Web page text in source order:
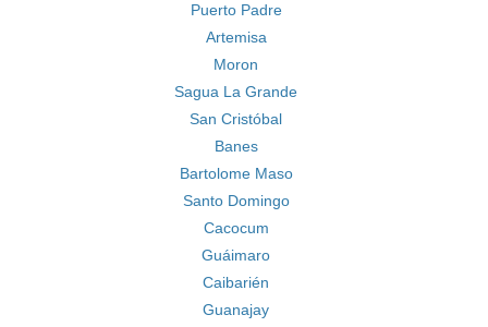
Puerto Padre
Artemisa
Moron
Sagua La Grande
San Cristóbal
Banes
Bartolome Maso
Santo Domingo
Cacocum
Guáimaro
Caibarién
Guanajay